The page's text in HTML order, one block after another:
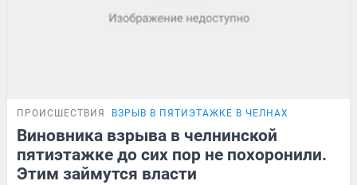
ПРОИСШЕСТВИЯ ВЗРЫВ В ПЯТИЭТАЖКЕ В ЧЕЛНАХ
Виновника взрыва в челнинской
пятиэтажке до сих пор не похоронили.
Этим займутся власти